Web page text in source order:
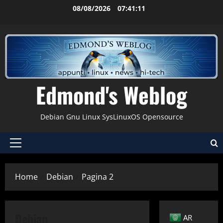
08/08/2026 07:41:12
Edmond's Weblog
Debian Gnu Linux SysLinuxOS Opensource
Menu
Home Debian Pagina 2
AR